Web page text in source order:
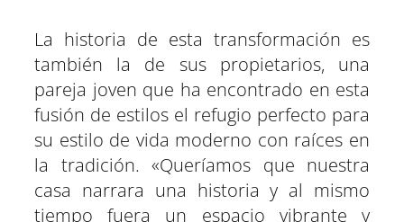
La historia de esta transformación es
también la de sus propietarios, una
pareja joven que ha encontrado en esta
fusión de estilos el refugio perfecto para
su estilo de vida moderno con raíces en
la tradición. «Queríamos que nuestra
casa narrara una historia y al mismo
tiempo fuera un espacio vibrante y